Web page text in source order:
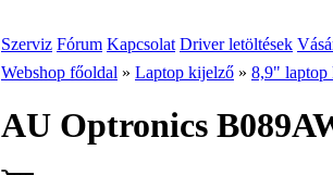
Szerviz Fórum Kapcsolat Driver letöltések
Webshop főoldal » Laptop kijelző » 8,9" laptop
AU Optronics